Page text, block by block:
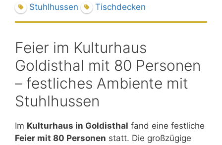
Stuhlhussen Tischdecken
Feier im Kulturhaus
Goldisthal mit 80 Personen
– festliches Ambiente mit
Stuhlhussen
Im Kulturhaus in Goldisthal fand eine festliche
Feier mit 80 Personen statt. Die großzügige